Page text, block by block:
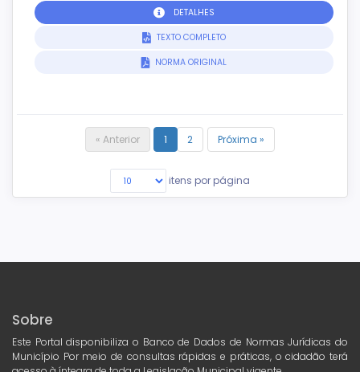
DETALHES
TEXTO COMPLETO
NORMA ORIGINAL
« Anterior 1 2 Próxima »
itens por página
Sobre
Este Portal disponibiliza o Banco de Dados de Normas Jurídicas do
Município Por meio de consultas rápidas e práticas, o cidadão terá